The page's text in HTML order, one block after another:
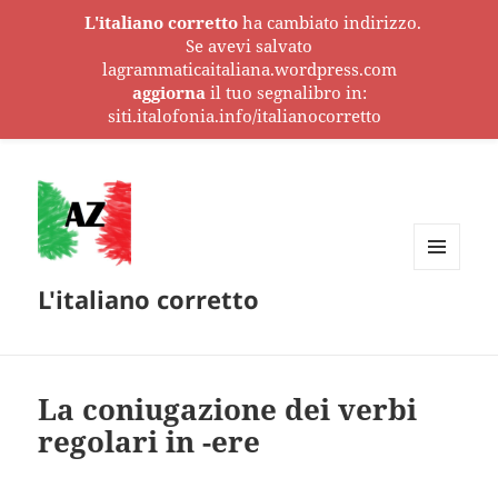
L'italiano corretto
La coniugazione dei verbi
regolari in -ere
L'italiano corretto ha cambiato indirizzo.
Se avevi salvato
lagrammaticaitaliana.wordpress.com
aggiornail tuo segnalibro in:
siti.italofonia.info/italianocorretto